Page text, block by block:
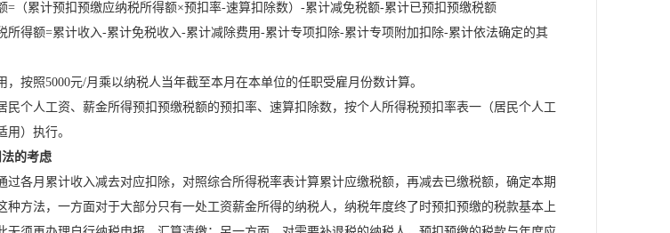
累计预扣预缴应纳税所得额×预扣率-速算扣除数）-累计减免税额-累计已预扣预缴税额
得额=累计收入-累计免税收入-累计减除费用-累计专项扣除-累计专项附加扣除-累计依法确定的其
照5000元/月乘以纳税人当年截至本月在本单位的任职受雇月份数计算。
个人工资、薪金所得预扣预缴税额的预扣率、速算扣除数，按个人所得税预扣率表一（居民个人工
用）执行。
法的考虑
各月累计收入减去对应扣除，对照综合所得税率表计算累计应缴税额，再减去已缴税额，确定本期
种方法，一方面对于大部分只有一处工资薪金所得的纳税人，纳税年度终了时预扣预缴的税款基本上